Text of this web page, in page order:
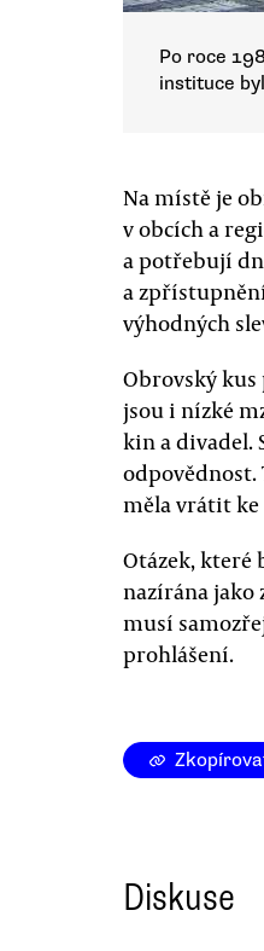
Po roce
instituce
Na místě je
v obcích a
a potřebují
a
výhodných
Obrovský
jsou i nízké
kin a divadel.
odpovědnost.
měla vrátit ke
Otázek, které
nazírána jako
musí
prohlášení.
Diskuse